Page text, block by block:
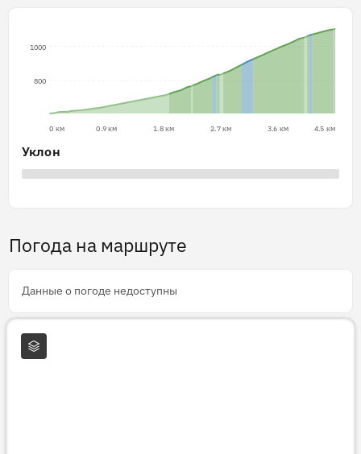
800
1000
0 км 0.9 км 1.8 км 2.7 км 3.6 км 4.5 км
Уклон
Погода на маршруте
Данные о погоде недоступны